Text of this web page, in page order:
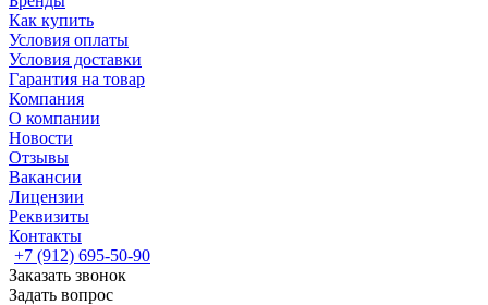
Как купить
Условия оплаты
Условия доставки
Гарантия на товар
Компания
О компании
Новости
Отзывы
Вакансии
Лицензии
Реквизиты
Контакты
+7 (912) 695-50-90
Заказать звонок
Задать вопрос